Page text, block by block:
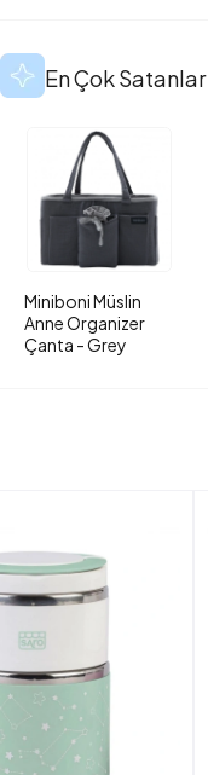
En Çok Satanlar
Miniboni Müslin
Anne Organizer
Çanta - Grey